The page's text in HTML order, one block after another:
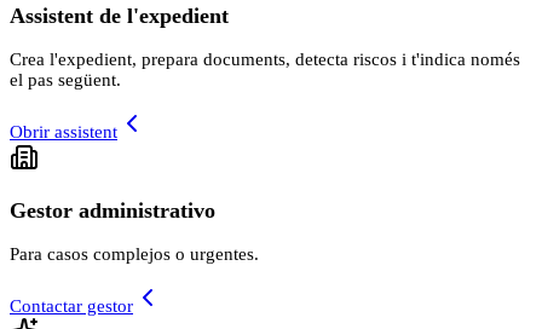
Assistent de l'expedient
Crea l'expedient, prepara documents, detecta riscos i t'indica només
el pas següent.
Obrir assistent
Gestor administrativo
Para casos complejos o urgentes.
Contactar gestor